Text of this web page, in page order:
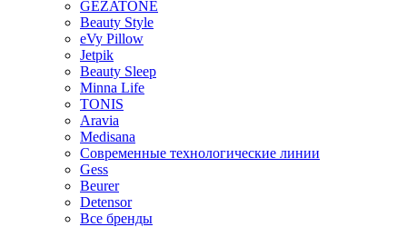
GEZATONE
Beauty Style
eVy Pillow
Jetpik
Beauty Sleep
Minna Life
TONIS
Aravia
Medisana
Современные технологические линии
Gess
Beurer
Detensor
Все бренды